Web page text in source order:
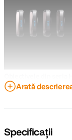
HERO13 Black este
sa configurati rapid
Filtrele cu densitate
Arată
Specificații